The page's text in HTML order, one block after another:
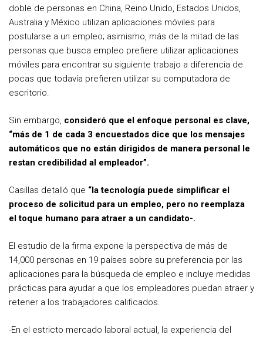
doble de personas en China, Reino Unido, Estados Unidos,
Australia y México utilizan aplicaciones móviles para
postularse a un empleo; asimismo, más de la mitad de las
personas que busca empleo prefiere utilizar aplicaciones
móviles para encontrar su siguiente trabajo a diferencia de
pocas que todavía prefieren utilizar su computadora de
escritorio.
Sin embargo, consideró que el enfoque personal es clave,
“más de 1 de cada 3 encuestados dice que los mensajes
automáticos que no están dirigidos de manera personal le
restan credibilidad al empleador”.
Casillas detalló que “la tecnología puede simplificar el
proceso de solicitud para un empleo, pero no reemplaza
el toque humano para atraer a un candidato-.
El estudio de la firma expone la perspectiva de más de
14,000 personas en 19 países sobre su preferencia por las
aplicaciones para la búsqueda de empleo e incluye medidas
prácticas para ayudar a que los empleadores puedan atraer y
retener a los trabajadores calificados.
-En el estricto mercado laboral actual, la experiencia del